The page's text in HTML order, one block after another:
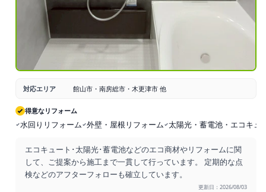
対応エリア 館山市・南房総市・木更津市 他
得意なリフォーム
水回りリフォーム 外壁・屋根リフォーム 太陽光・蓄電池・エコキュ
エコキュート･太陽光･蓄電池などのエコ商材やリフォームに関
して、ご提案から施工まで一貫して行っています。 定期的な点
検などのアフターフォローも確立しています。
更新日：2026/08/03